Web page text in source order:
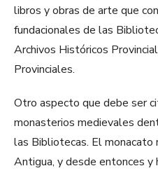
libros y obras de arte que
fundacionales de las
Archivos Históricos
Provinciales.
Otro aspecto que debe ser
monasterios medievales
las Bibliotecas. El monacato
Antigua, y desde entonces y